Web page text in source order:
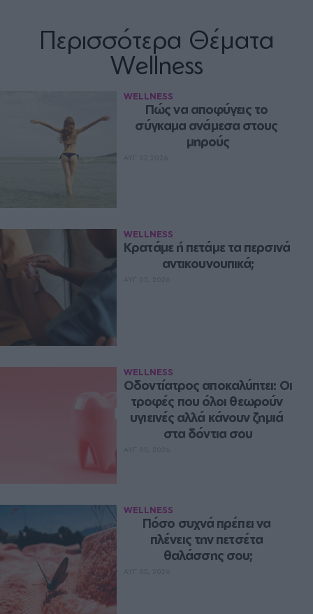
Περισσότερα Θέματα
Wellness
WELLNESS
Πώς να αποφύγεις το
σύγκαμα ανάμεσα στους
μηρούς
WELLNESS
Κρατάμε ή πετάμε τα περσινά
αντικουνουπικά;
WELLNESS
Οδοντίατρος αποκαλύπτει: Οι
τροφές που όλοι θεωρούν
υγιεινές αλλά κάνουν ζημιά
στα δόντια σου
WELLNESS
Πόσο συχνά πρέπει να
πλένεις την πετσέτα
θαλάσσης σου;